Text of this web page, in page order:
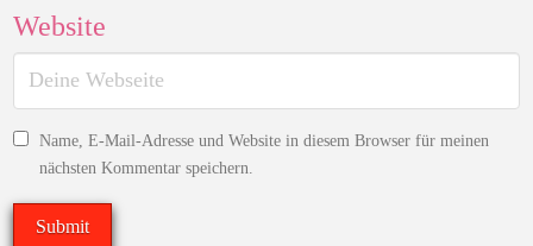
Website
Name, E-Mail-Adresse und Website in diesem Browser für meinen
nächsten Kommentar speichern.